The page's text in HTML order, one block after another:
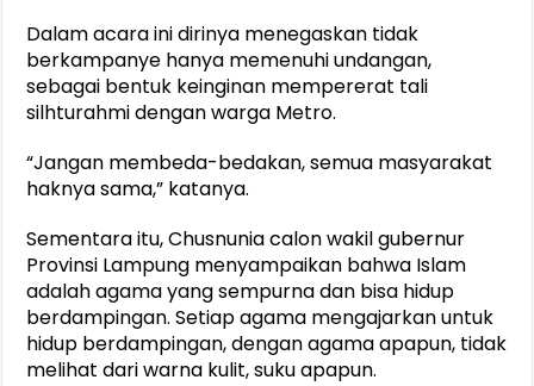
Dalam acara ini dirinya menegaskan tidak
berkampanye hanya memenuhi undangan,
sebagai bentuk keinginan mempererat tali
silhturahmi dengan warga Metro.
“Jangan membeda-bedakan, semua masyarakat
haknya sama,” katanya.
Sementara itu, Chusnunia calon wakil gubernur
Provinsi Lampung menyampaikan bahwa Islam
adalah agama yang sempurna dan bisa hidup
berdampingan. Setiap agama mengajarkan untuk
hidup berdampingan, dengan agama apapun, tidak
melihat dari warna kulit, suku apapun.